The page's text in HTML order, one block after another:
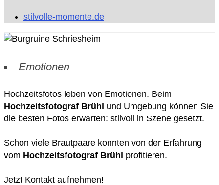
stilvolle-momente.de
Emotionen
Hochzeitsfotos leben von Emotionen. Beim
Hochzeitsfotograf Brühl und Umgebung können Sie
die besten Fotos erwarten: stilvoll in Szene gesetzt.
Schon viele Brautpaare konnten von der Erfahrung
vom Hochzeitsfotograf Brühl profitieren.
Jetzt Kontakt aufnehmen!